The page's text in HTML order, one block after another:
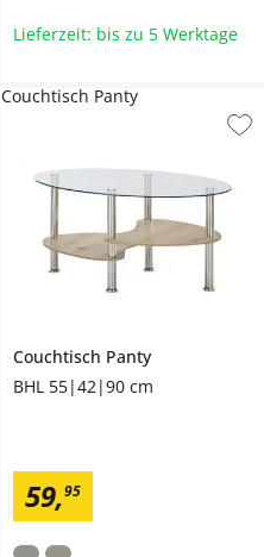
Lieferzeit: bis zu 5 Werktage
Couchtisch Panty
BHL 55|42|90 cm
59,95
Couchtisch Panty